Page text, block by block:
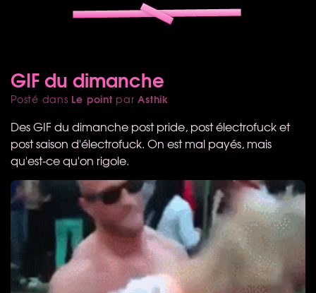
GIF du dimanche
Posté dans Le point parAsthik
DesGIFdu dimanche post pride, post électrofuck et
post saison d'électrofuck. On est mal payés, mais
qu'est-ce qu'on rigole.